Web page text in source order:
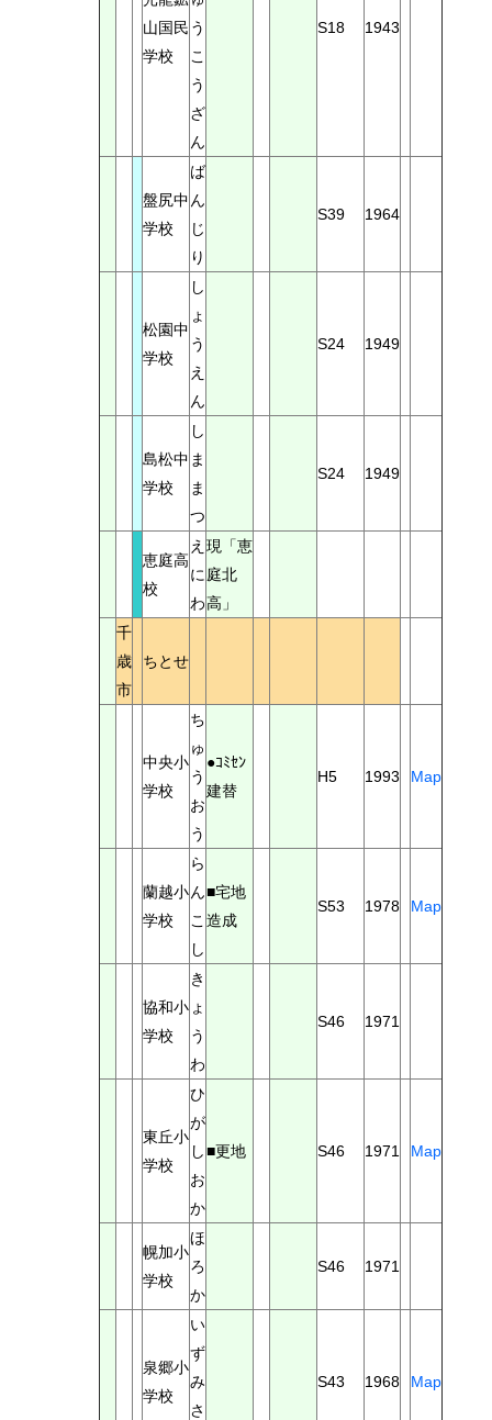
山国民
学校
う
こ
う
ざ
ん
S18 1943
盤尻中
学校
ば
ん
じ
り
S39 1964
松園中
学校
し
ょ
う
え
ん
S24 1949
島松中
学校
し
ま
ま
つ
S24 1949
恵庭高
校
え
に
わ
現「恵
庭北
高」
千
歳
市
ちとせ
中央小
学校
ち
ゅ
う
お
う
●ｺﾐｾﾝ
建替
H5 1993 Map
蘭越小
学校
ら
ん
こ
し
■宅地
造成
S53 1978 Map
協和小
学校
き
ょ
う
わ
S46 1971
東丘小
学校
ひ
が
し
お
か
■更地 S46 1971 Map
幌加小
学校
ほ
ろ
か
S46 1971
泉郷小
学校
い
ず
み
さ
S43 1968 Map